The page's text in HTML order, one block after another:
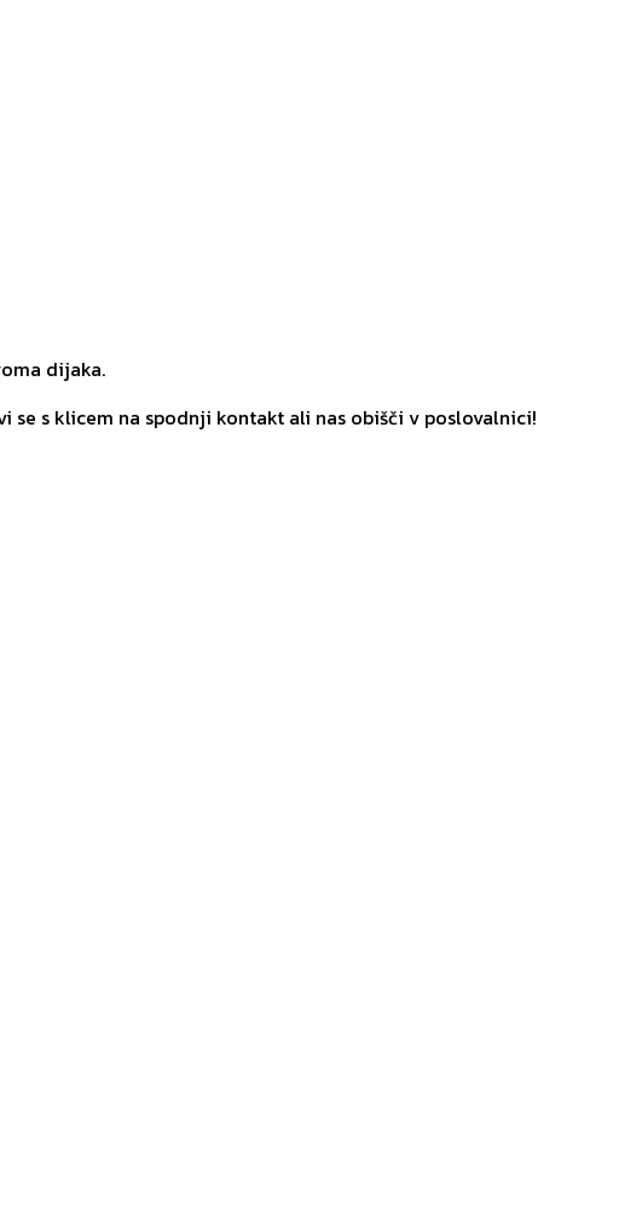
dijaka.
s klicem na spodnji kontakt ali nas obišči v poslovalnici!